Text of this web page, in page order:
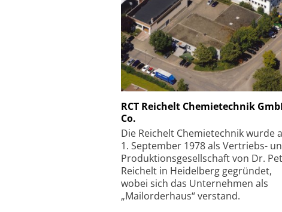
RCT Reichelt Chemietechnik
Co.
Die Reichelt Chemietechnik wurde
1. September 1978 als Vertriebs-
Produktionsgesellschaft von Dr.
Reichelt in Heidelberg gegründet,
wobei sich das Unternehmen als
„Mailorderhaus“ verstand.
Schäfter + Kirchhoff